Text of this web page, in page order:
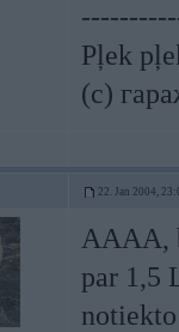
Pļek
(c)
22. Jan 2004,
AAAA,
par 1,5